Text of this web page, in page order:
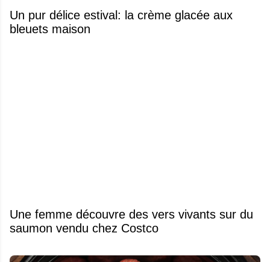
Un pur délice estival: la crème glacée aux
bleuets maison
Une femme découvre des vers vivants sur du
saumon vendu chez Costco